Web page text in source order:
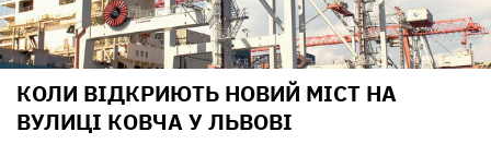
КОЛИ ВІДКРИЮТЬ НОВИЙ МІСТ НА
ВУЛИЦІ КОВЧА У ЛЬВОВІ